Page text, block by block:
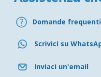
Domande frequenti
Scrivici su
Inviaci un'email